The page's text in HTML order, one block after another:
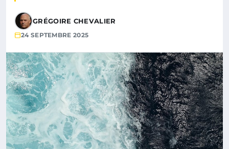
GRÉGOIRE CHEVALIER
24 SEPTEMBRE 2025